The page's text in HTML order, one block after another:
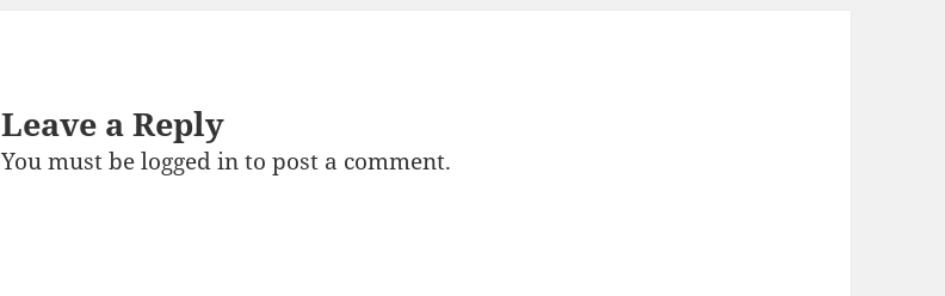
Leave a Reply
You must belogged into post a comment.